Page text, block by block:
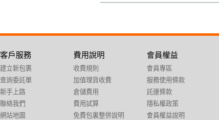
客戶服務
建立新包裹
查詢委託單
新手上路
聯絡我們
網站地圖
費用說明
收費規則
加值理貨收費
倉儲費用
費用試算
免費包裏整併說明
會員權益
會員專區
服務使用條款
託運條款
隱私權政策
會員權益說明